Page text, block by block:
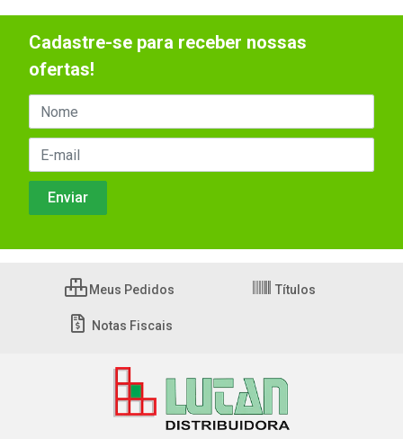
Cadastre-se para receber nossas
ofertas!
Meus Pedidos Títulos
Notas Fiscais